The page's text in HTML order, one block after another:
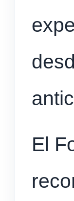
El